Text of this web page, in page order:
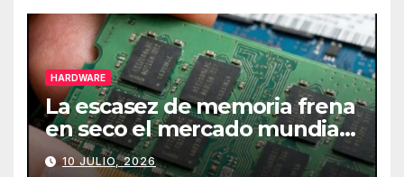
HARDWARE
La escasez de memoria frena
en seco el mercado mundial
de PCs
10 JULIO, 2026